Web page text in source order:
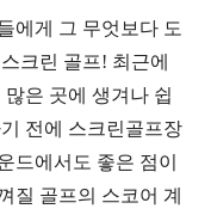
에게 그 무엇보다 도
크린 골프! 최근에
많은 곳에 생겨나 쉽
전에 스크린골프장
드에서도 좋은 점이
질 골프의 스코어 계